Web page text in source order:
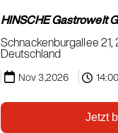
HINSCHE Gastrowelt
Schnackenburgallee
Deutschland
Nov 3,2026
Jetzt